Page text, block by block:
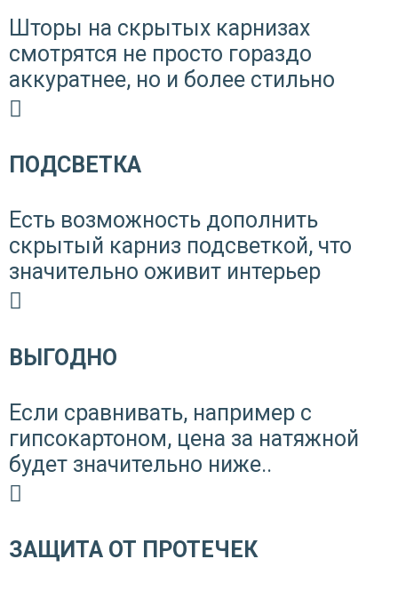
Шторы на скрытых карнизах
смотрятся не просто гораздо
аккуратнее, но и более стильно
ПОДСВЕТКА
Есть возможность дополнить
скрытый карниз подсветкой, что
значительно оживит интерьер
ВЫГОДНО
Если сравнивать, например с
гипсокартоном, цена за натяжной
будет значительно ниже..
ЗАЩИТА ОТ ПРОТЕЧЕК